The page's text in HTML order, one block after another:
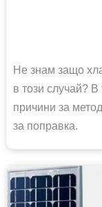
Не знам защо
в този случай?
причини за
за поправка.